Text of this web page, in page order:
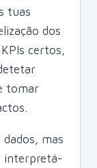
tuas
dos
certos,
tomar
mas
interpretá-